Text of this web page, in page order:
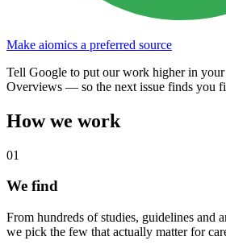
Make aiomics a preferred source
Tell Google to put our work higher in
Overviews — so the next issue finds you
How we work
01
We find
From hundreds of studies, guidelines and
we pick the few that actually matter for